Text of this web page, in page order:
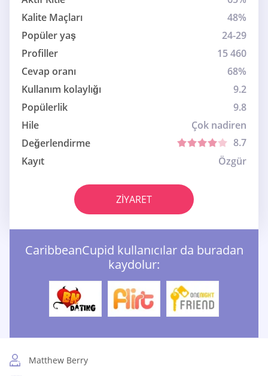
Kalite Maçları
48%
Popüler yaş
24-29
Profiller
15 460
Cevap oranı
68%
Kullanım kolaylığı
9.2
Popülerlik
9.8
Hile
Çok nadiren
Değerlendirme
8.7
Kayıt
Özgür
ZIYARET
CaribbeanCupid kullanıcılar da buradan
kaydolur:
Matthew Berry